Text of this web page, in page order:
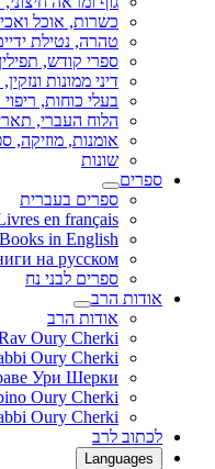
כשרות, אוכל
טהרה, נטילת
ספרי קודש,
דיני ממונות
בעלי כוחות,
הלוח העברי,
אומנות, מוזיקה,
שונות
ספרים
ספרים בעברית
en français
Books in English
на русском
ספרים לבני נח
אודות הרב
אודות הרב
Oury Cherki
Oury Cherki
Ури Шерки
Oury Cherki
Oury Cherki
לכתוב לרב
Languages